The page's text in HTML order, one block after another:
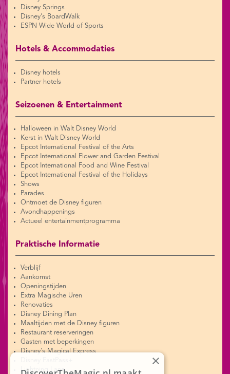
Disney Springs
Disney's BoardWalk
ESPN Wide World of Sports
Hotels & Accommodaties
Disney hotels
Partner hotels
Seizoenen & Entertainment
Halloween in Walt Disney World
Kerst in Walt Disney World
Epcot International Festival of the Arts
Epcot International Flower and Garden Festival
Epcot International Food and Wine Festival
Epcot International Festival of the Holidays
Shows
Parades
Ontmoet de Disney figuren
Avondhappenings
Actueel entertainmentprogramma
Praktische Informatie
Verblijf
Aankomst
Openingstijden
Extra Magische Uren
Renovaties
Disney Dining Plan
Maaltijden met de Disney figuren
Restaurant reserveringen
Gasten met beperkingen
Disney's Magical Express
Lightning Lane
×